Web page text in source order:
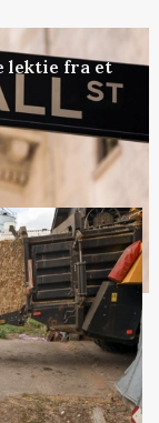
lektie fra et